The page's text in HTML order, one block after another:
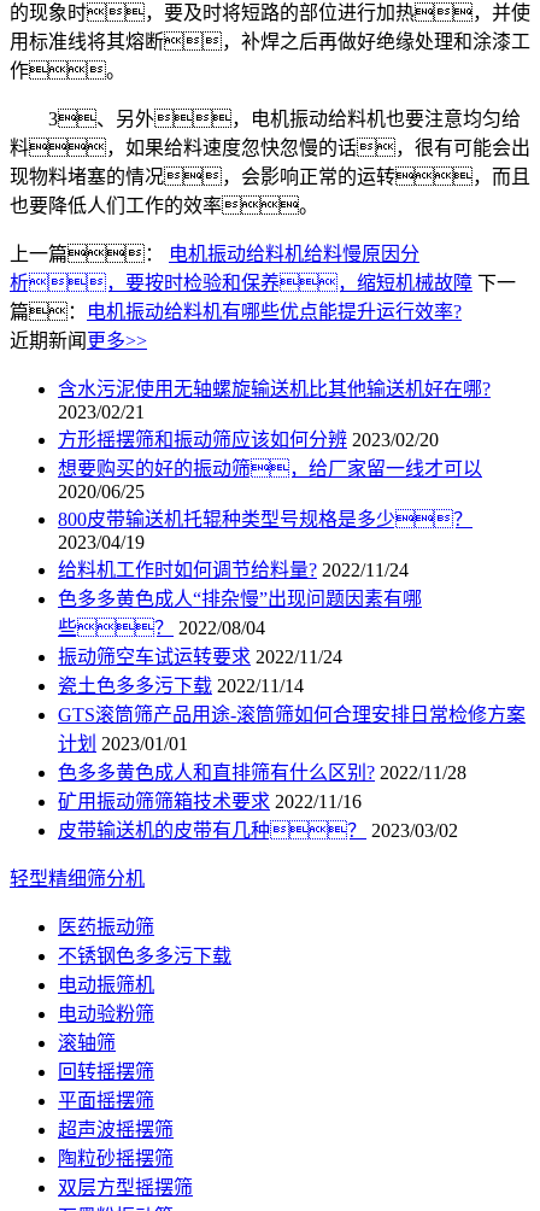
的现象时，要及时将短路的部位进行加热，并使
用标准线将其熔断，补焊之后再做好绝缘处理和涂漆工
作。
3、另外，电机振动给料机也要注意均匀给
料，如果给料速度忽快忽慢的话，很有可能会出
现物料堵塞的情况，会影响正常的运转，而且
也要降低人们工作的效率。
上一篇：
电机振动给料机给料慢原因分
析，要按时检验和保养，缩短机械故障 下一
篇：
电机振动给料机有哪些优点能提升运行效率?
近期新闻 更多>>
含水污泥使用无轴螺旋输送机比其他输送机好在哪?
2023/02/21
方形摇摆筛和振动筛应该如何分辨 2023/02/20
想要购买的好的振动筛，给厂家留一线才可以
2020/06/25
800皮带输送机托辊种类型号规格是多少？
2023/04/19
给料机工作时如何调节给料量? 2022/11/24
色多多黄色成人“排杂慢”出现问题因素有哪
些？
2022/08/04
振动筛空车试运转要求 2022/11/24
瓷土色多多污下载 2022/11/14
GTS滚筒筛产品用途-滚筒筛如何合理安排日常检修方案
计划 2023/01/01
色多多黄色成人和直排筛有什么区别? 2022/11/28
矿用振动筛筛箱技术要求 2022/11/16
皮带输送机的皮带有几种？
2023/03/02
轻型精细筛分机
医药振动筛
不锈钢色多多污下载
电动振筛机
电动验粉筛
滚轴筛
回转摇摆筛
平面摇摆筛
超声波摇摆筛
陶粒砂摇摆筛
双层方型摇摆筛